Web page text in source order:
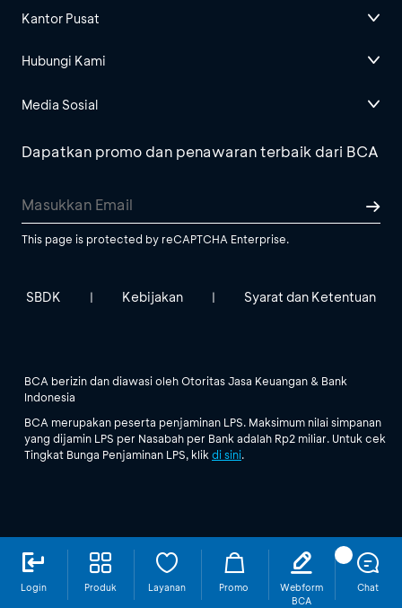
Login Produk Layanan Promo
Webform
BCA
Chat
Kantor Pusat
Hubungi Kami
Media Sosial
Dapatkan promo dan penawaran terbaik dari BCA
This page is protected by reCAPTCHA Enterprise.
SBDK | Kebijakan | Syarat dan Ketentuan
BCA berizin dan diawasi oleh Otoritas Jasa Keuangan & Bank
Indonesia
BCA merupakan peserta penjaminan LPS. Maksimum nilai simpanan
yang dijamin LPS per Nasabah per Bank adalah Rp2 miliar. Untuk cek
Tingkat Bunga Penjaminan LPS, klik di sini.